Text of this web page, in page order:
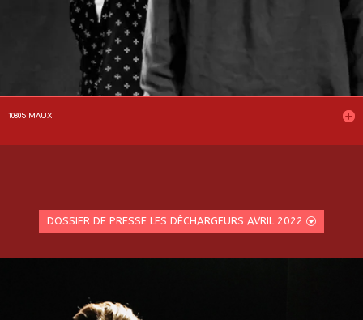
10805 MAUX
DOSSIER DE PRESSE LES DÉCHARGEURS AVRIL 2022